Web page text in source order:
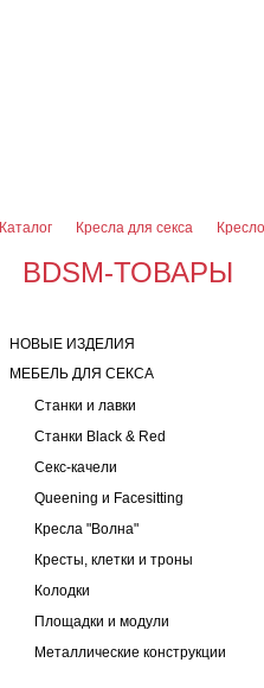
Каталог Кресла для секса
BDSM-ТОВАРЫ
НОВЫЕ ИЗДЕЛИЯ
МЕБЕЛЬ ДЛЯ СЕКСА
Станки и лавки
Станки Black & Red
Секс-качели
Queening и Facesitting
Кресла "Волна"
Кресты, клетки и троны
Колодки
Площадки и модули
Металлические конструкции